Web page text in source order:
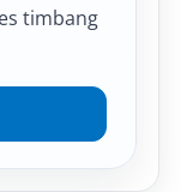
timbang